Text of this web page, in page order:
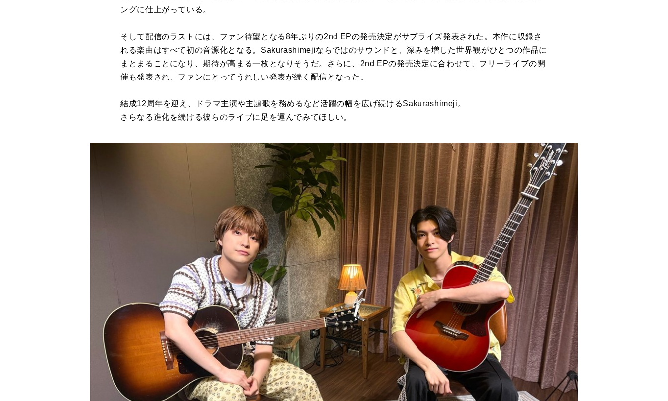
ングに仕上がっている。
そして配信のラストには、ファン待望となる8年ぶりの2nd EPの発売決定がサプライズ発表された。本作に収録さ
れる楽曲はすべて初の音源化となる。Sakurashimejiならではのサウンドと、深みを増した世界観がひとつの作品に
まとまることになり、期待が高まる一枚となりそうだ。さらに、2nd EPの発売決定に合わせて、フリーライブの開
催も発表され、ファンにとってうれしい発表が続く配信となった。
結成12周年を迎え、ドラマ主演や主題歌を務めるなど活躍の幅を広げ続けるSakurashimeji。
さらなる進化を続ける彼らのライブに足を運んでみてほしい。